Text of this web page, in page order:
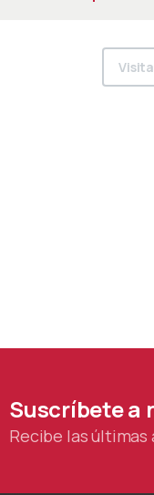
Suscríbetea
Recibe las